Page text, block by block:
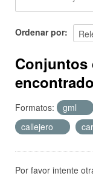
Acerca de
Ordenar por
Conjuntos
Formatos: gml
callejero
Por favor intente